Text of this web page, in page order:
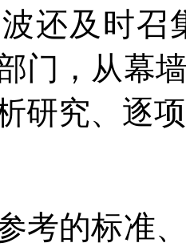
还及时召
门，从幕
研究、逐
考的标准